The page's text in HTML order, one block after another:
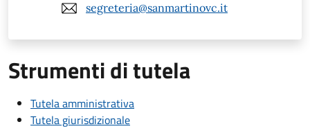
segreteria@sanmartinovc.it
Strumenti di tutela
Tutela amministrativa
Tutela giurisdizionale